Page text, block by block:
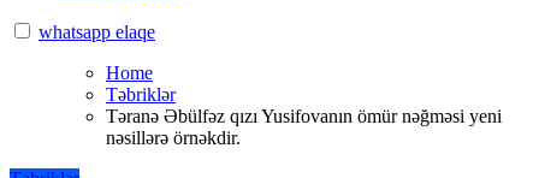
whatsapp elaqe
Home
Təbriklər
Təranə Əbülfəz qızı Yusifovanın ömür nəğməsi yeni
nəsillərə örnəkdir.